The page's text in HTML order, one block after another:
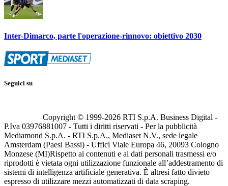
Inter-Dimarco, parte l'operazione-rinnovo: obiettivo 2030
Seguici su
Copyright © 1999-2026 RTI S.p.A. Business Digital -
P.Iva 03976881007 - Tutti i diritti riservati - Per la pubblicità
Mediamond S.p.A. - RTI S.p.A., Mediaset N.V., sede legale
Amsterdam (Paesi Bassi) - Uffici Viale Europa 46, 20093 Cologno
Monzese (MI)Rispetto ai contenuti e ai dati personali trasmessi e/o
riprodotti è vietata ogni utilizzazione funzionale all’addestramento di
sistemi di intelligenza artificiale generativa. È altresì fatto divieto
espresso di utilizzare mezzi automatizzati di data scraping.